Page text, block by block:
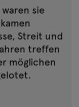
sie
Streit und
treffen
möglichen